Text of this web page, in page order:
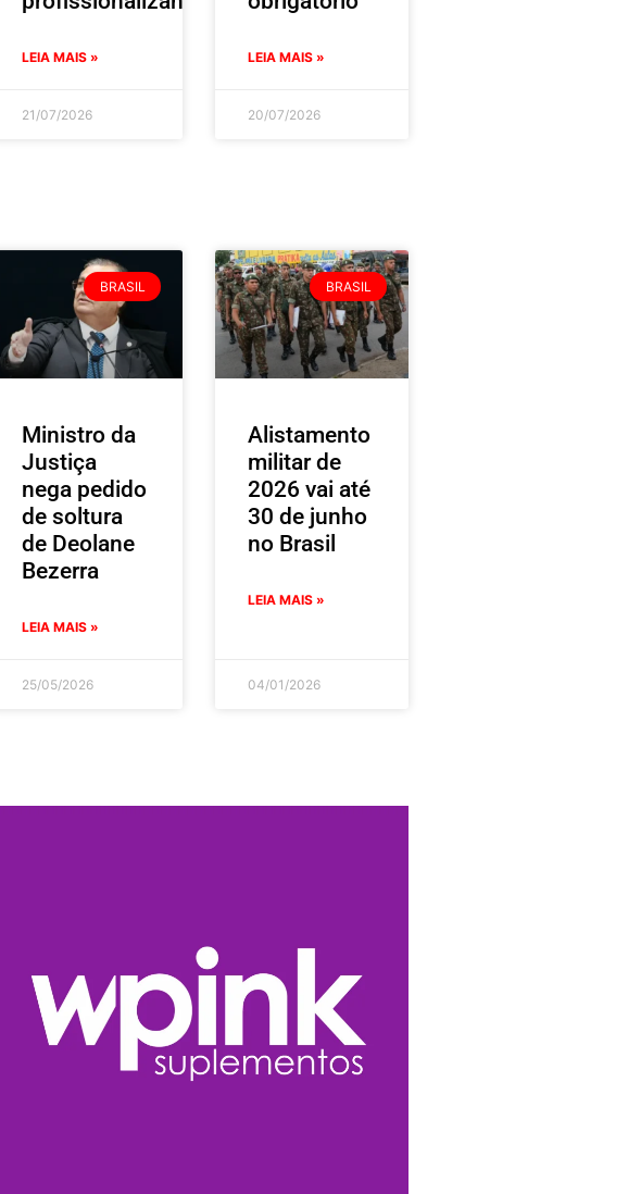
LEIA MAIS »
21/07/2026
LEIA MAIS »
20/07/2026
BRASIL
Ministro da
Justiça
nega pedido
de soltura
de Deolane
Bezerra
LEIA MAIS »
25/05/2026
BRASIL
Alistamento
militar de
2026 vai até
30 de junho
no Brasil
LEIA MAIS »
04/01/2026